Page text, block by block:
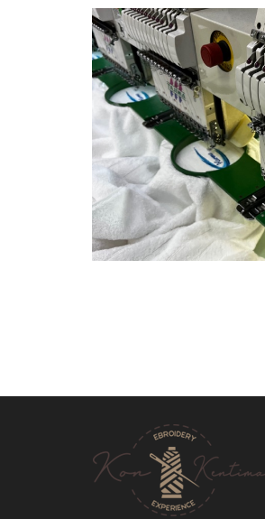
Ξενοδοχεία